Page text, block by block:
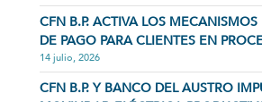
CFN B.P. ACTIVA LOS
DE PAGO PARA CLIENTES EN
14 julio, 2026
CFN B.P. Y BANCO DEL AUSTRO